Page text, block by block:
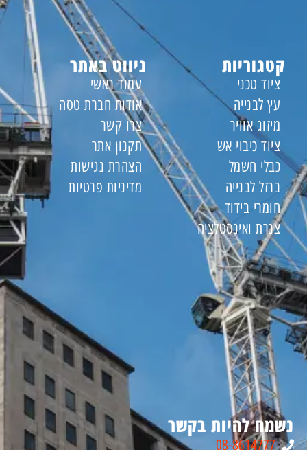
ניווט באתר
עמוד ראשי
אודות חברת טסה
צרו קשר
תקנון אתר
הצהרת נגישות
מדיניות פרטיות
קטגוריות
ציוד טכני
עץ לבנייה
מיזוג אוויר
ציוד כיבוי אש
כבלי חשמל
ברזל לבנייה
חומרי בידוד
צנרת ואינסטלציה
נשמח להיות בקשר
08-8614777